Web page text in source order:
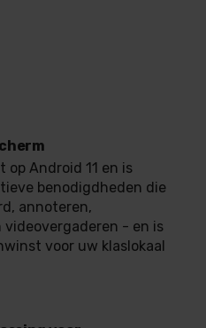
op Android 11 en is
benodigdheden die
annoteren,
videovergaderen - en is
voor uw klaslokaal